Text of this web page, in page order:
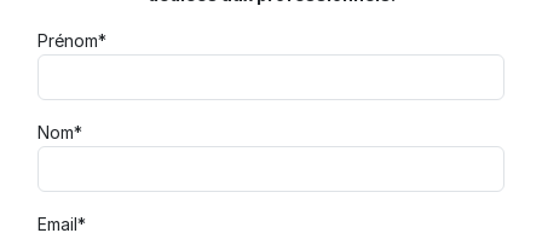
Prénom*
Nom*
Email*